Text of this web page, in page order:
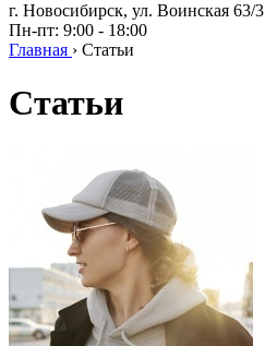
г. Новосибирск, ул. Воинская 63/3
Пн-пт: 9:00 - 18:00
Главная › Статьи
Статьи